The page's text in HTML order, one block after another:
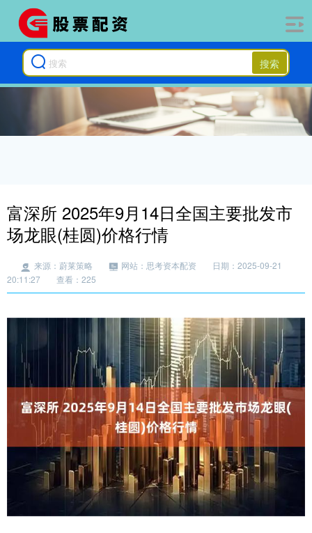
搜索
富深所 2025年9月14日全国主要批发市
场龙眼(桂圆)价格行情
来源：蔚莱策略 网站：思考资本配资
日期：2025-09-21
20:11:27
查看：225